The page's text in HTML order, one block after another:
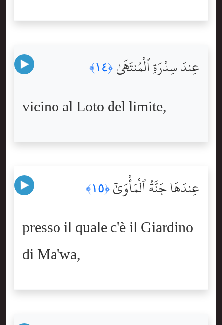
عِندَ سِدْرَةِ ٱلْمُنتَهَىٰ ﴿١٤﴾
vicino al Loto del limite,
عِندَهَا جَنَّةُ ٱلْمَأْوَىٰٓ ﴿١٥﴾
presso il quale c'è il Giardino
di Ma'wa,